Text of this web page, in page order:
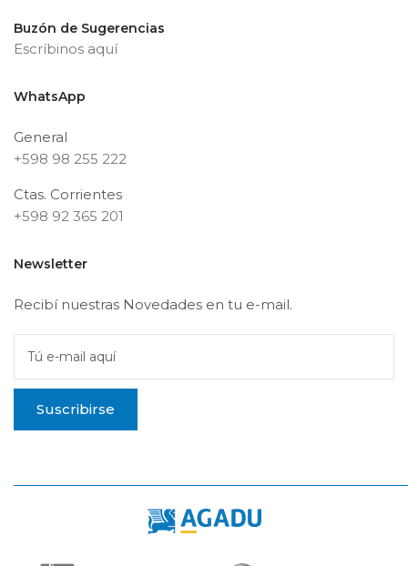
Buzón de Sugerencias
Escríbinos aquí
WhatsApp
General
+598 98 255 222
Ctas. Corrientes
+598 92 365 201
Newsletter
Recibí nuestras Novedades en tu e-mail.
Tú e-mail aquí
Suscribirse